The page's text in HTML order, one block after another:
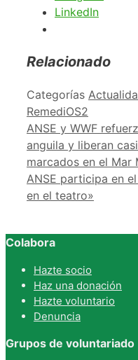
LinkedIn
Relacionado
Categorías
RemediOS2
ANSE y WWF
anguila y liberan
marcados en el Mar
ANSE participa en
en el teatro»
Colabora
Hazte socio
Haz una donación
Hazte voluntario
Denuncia
Grupos de voluntariado